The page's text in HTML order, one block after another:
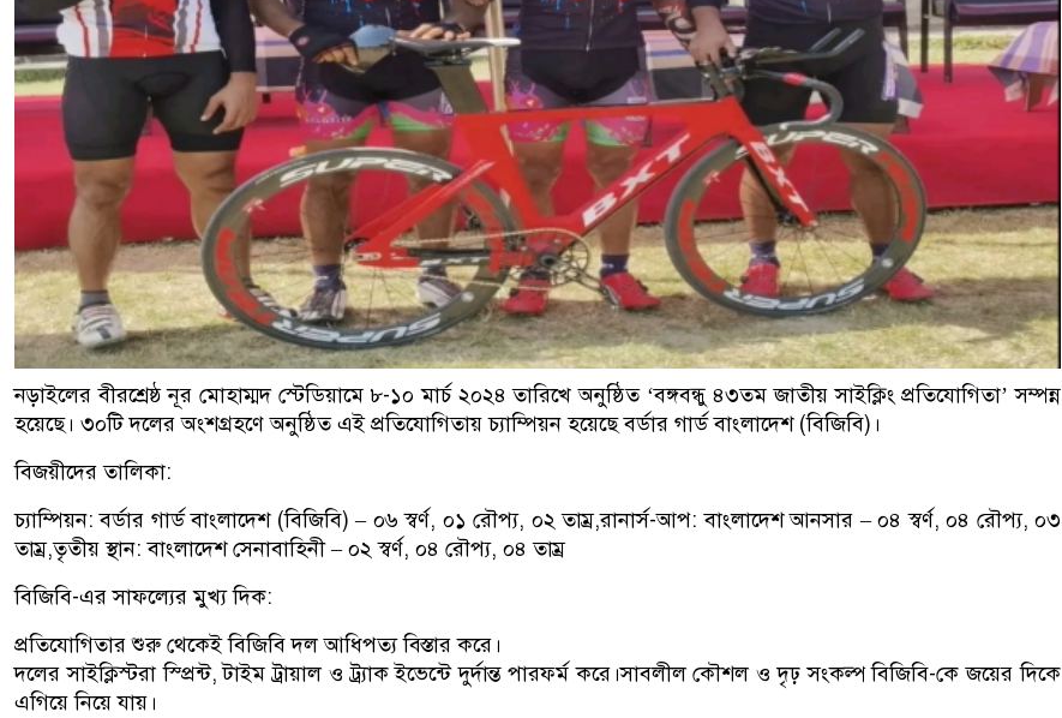
নড়াইলের বীরশ্রেষ্ঠ নূর মোহাম্মদ স্টেডিয়ামে ৮-১০ মার্চ ২০২৪ তারিখে অনুষ্ঠিত ‘বঙ্গবন্ধু ৪৩তম জাতীয় সাইক্লিং প্রতিযোগিতা’ সম্পন্ন
হয়েছে। ৩০টি দলের অংশগ্রহণে অনুষ্ঠিত এই প্রতিযোগিতায় চ্যাম্পিয়ন হয়েছে বর্ডার গার্ড বাংলাদেশ (বিজিবি)।
বিজয়ীদের তালিকা:
চ্যাম্পিয়ন: বর্ডার গার্ড বাংলাদেশ (বিজিবি) – ০৬ স্বর্ণ, ০১ রৌপ্য, ০২ তাম্র,রানার্স-আপ: বাংলাদেশ আনসার – ০৪ স্বর্ণ, ০৪ রৌপ্য, ০৩
তাম্র,তৃতীয় স্থান: বাংলাদেশ সেনাবাহিনী – ০২ স্বর্ণ, ০৪ রৌপ্য, ০৪ তাম্র
বিজিবি-এর সাফল্যের মুখ্য দিক:
প্রতিযোগিতার শুরু থেকেই বিজিবি দল আধিপত্য বিস্তার করে।
দলের সাইক্লিস্টরা স্প্রিন্ট, টাইম ট্রায়াল ও ট্র্যাক ইভেন্টে দুর্দান্ত পারফর্ম করে।সাবলীল কৌশল ও দৃঢ় সংকল্প বিজিবি-কে জয়ের দিকে
এগিয়ে নিয়ে যায়।